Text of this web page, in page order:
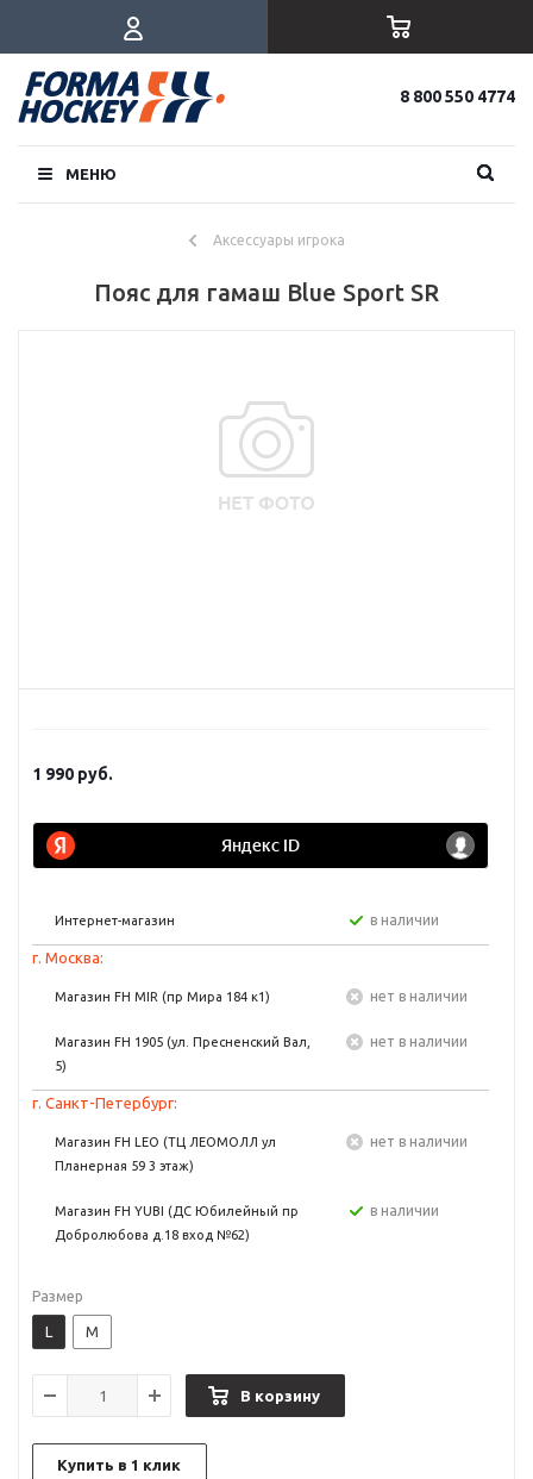
8 800 550 4774
МЕНЮ
Аксессуары игрока
Пояс для гамаш Blue Sport SR
1 990 руб.
Интернет-магазин в наличии
г. Москва:
Магазин FH MIR (пр Мира 184 к1) Нет в наличии
Магазин FH 1905 (ул. Пресненский Вал,
5)
Нет в наличии
г. Санкт-Петербург:
Магазин FH LEO (ТЦ ЛЕОМОЛЛ ул
Планерная 59 3 этаж)
Нет в наличии
Магазин FH YUBI (ДС Юбилейный пр
Добролюбова д.18 вход №62)
в наличии
Размер
L M
В корзину
Купить в 1 клик